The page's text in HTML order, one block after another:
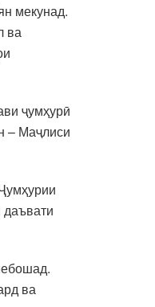
мекунад.
ва
ҷумҳурӣ
– Маҷлиси
ва